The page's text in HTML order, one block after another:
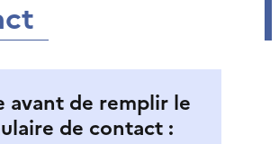
avant de remplir le
de contact :